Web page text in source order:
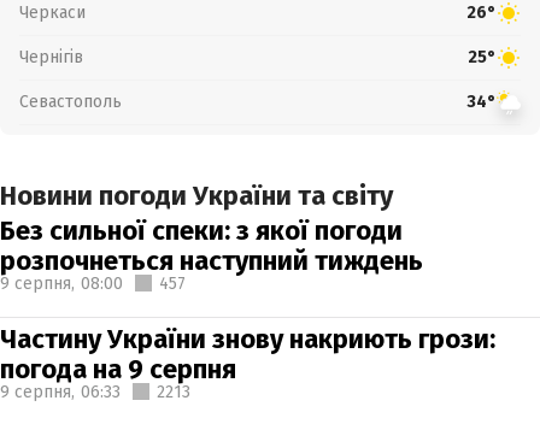
Черкаси 26°
Чернігів 25°
Севастополь 34°
Новини погоди України та світу
Без сильної спеки: з якої погоди
розпочнеться наступний тиждень
9 серпня, 08:00 457
Частину України знову накриють грози:
погода на 9 серпня
9 серпня, 06:33 2213